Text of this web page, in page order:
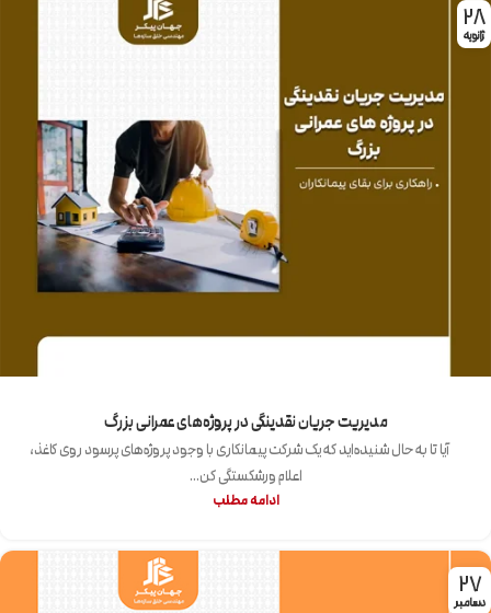
28
ژانویه
مدیریت جریان نقدینگی در پروژه‌های عمرانی بزرگ
آیا تا به حال شنیده‌اید که یک شرکت پیمانکاری با وجود پروژه‌های پر‌سود روی کاغذ،
اعلام ورشکستگی کن...
ادامه مطلب
27
دسامبر